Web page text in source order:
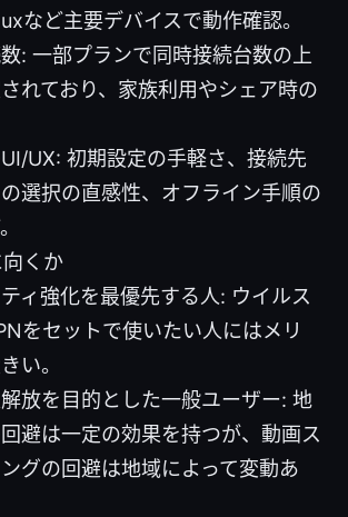
など主要デバイスで動作確認。
: 一部プランで同時接続台数の上
れており、家族利用やシェア時の
UX: 初期設定の手軽さ、接続先
選択の直感性、オフライン手順の
くか
ィ強化を最優先する人: ウイルス
をセットで使いたい人にはメリ
い。
放を目的とした一般ユーザー: 地
避は一定の効果を持つが、動画ス
ングの回避は地域によって変動あ